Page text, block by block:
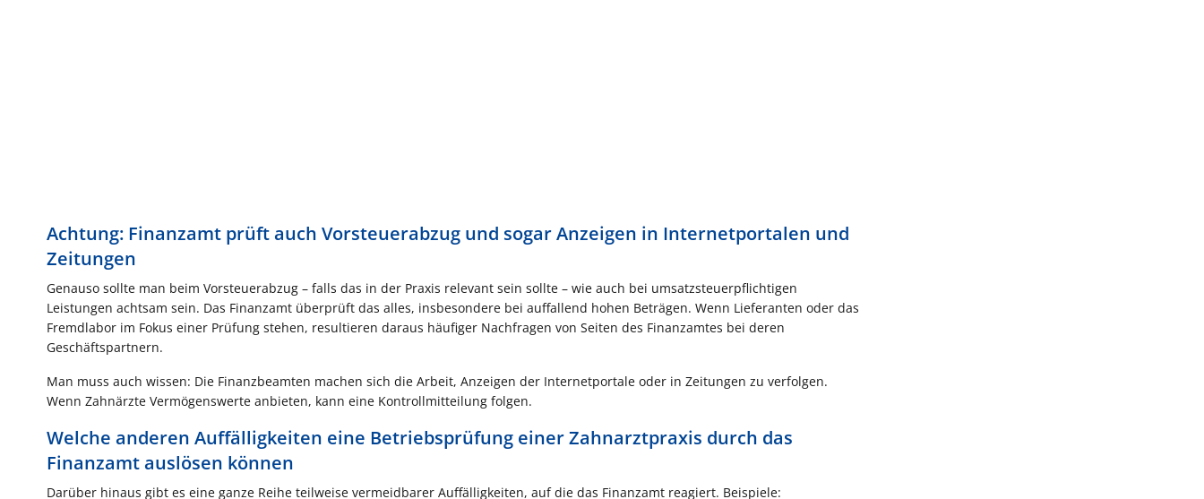
Achtung: Finanzamt prüft auch Vorsteuerabzug und sogar Anzeigen in Internetportalen und
Zeitungen
Genauso sollte man beim Vorsteuerabzug – falls das in der Praxis relevant sein sollte – wie auch bei umsatzsteuerpflichtigen
Leistungen achtsam sein. Das Finanzamt überprüft das alles, insbesondere bei auffallend hohen Beträgen. Wenn Lieferanten oder das
Fremdlabor im Fokus einer Prüfung stehen, resultieren daraus häufiger Nachfragen von Seiten des Finanzamtes bei deren
Geschäftspartnern.
Man muss auch wissen: Die Finanzbeamten machen sich die Arbeit, Anzeigen der Internetportale oder in Zeitungen zu verfolgen.
Wenn Zahnärzte Vermögenswerte anbieten, kann eine Kontrollmitteilung folgen.
Welche anderen Auffälligkeiten eine Betriebsprüfung einer Zahnarztpraxis durch das
Finanzamt auslösen können
Darüber hinaus gibt es eine ganze Reihe teilweise vermeidbarer Auffälligkeiten, auf die das Finanzamt reagiert. Beispiele: